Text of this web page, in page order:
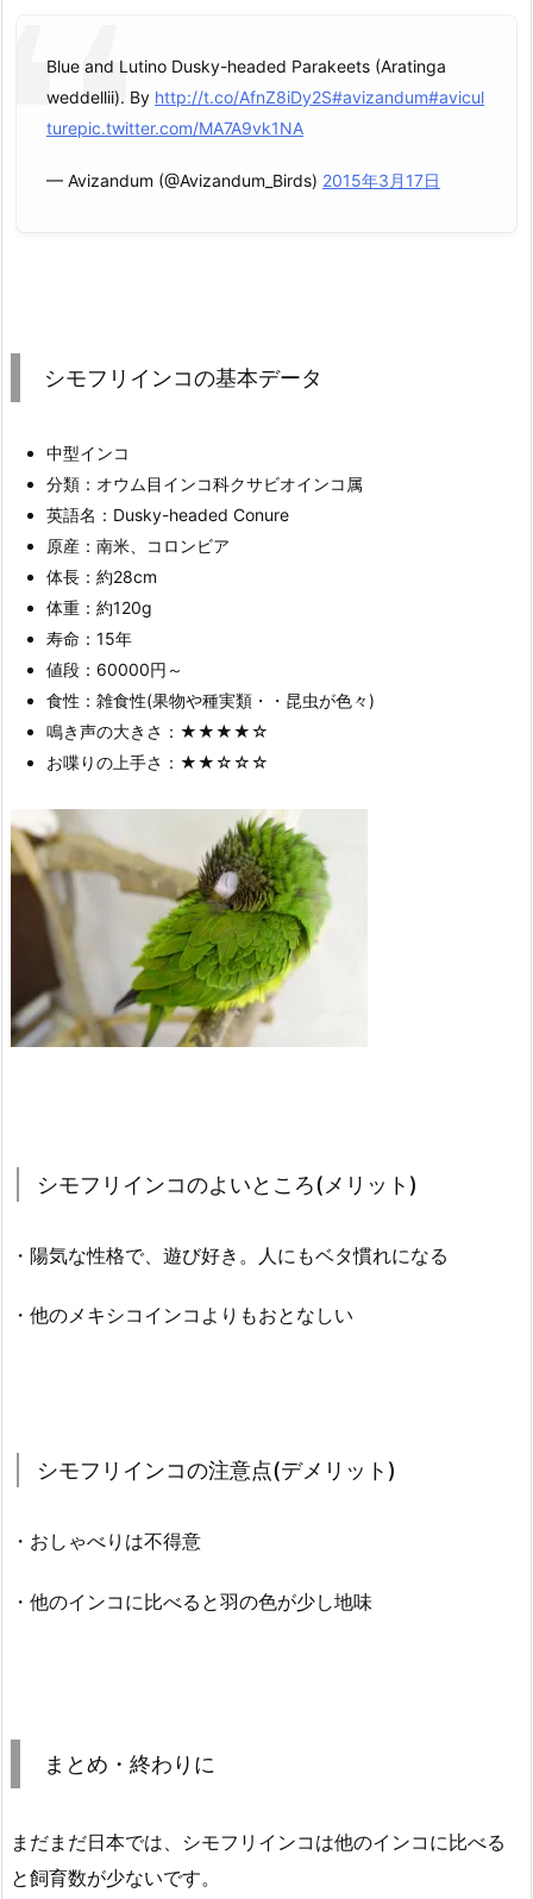
Blue and Lutino Dusky-headed Parakeets (Aratinga
weddellii). By http://t.co/AfnZ8iDy2S#avizandum#avicul
turepic.twitter.com/MA7A9vk1NA
— Avizandum (@Avizandum_Birds) 2015年3月17日
シモフリインコの基本データ
中型インコ
分類：オウム目インコ科クサビオインコ属
英語名：Dusky-headed Conure
原産：南米、コロンビア
体長：約28cm
体重：約120g
寿命：15年
値段：60000円～
食性：雑食性(果物や種実類・・昆虫が色々)
鳴き声の大きさ：★★★★☆
お喋りの上手さ：★★☆☆☆
シモフリインコのよいところ(メリット)
・陽気な性格で、遊び好き。人にもベタ慣れになる
・他のメキシコインコよりもおとなしい
シモフリインコの注意点(デメリット)
・おしゃべりは不得意
・他のインコに比べると羽の色が少し地味
まとめ・終わりに
まだまだ日本では、シモフリインコは他のインコに比べる
と飼育数が少ないです。